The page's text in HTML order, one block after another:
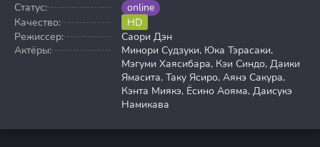
Статус:
online
Качество:
HD
Режиссер:
Саори Дэн
Актёры:
Минори Судзуки, Юка Тэрасаки,
Мэгуми Хаясибара, Кэи Синдо, Даики
Ямасита, Таку Ясиро, Аянэ Сакура,
Кэнта Миякэ, Ёсино Аояма, Даисукэ
Намикава